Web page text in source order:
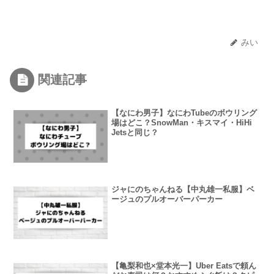
みい
関連記事
【なにわ男子】なにわTubeのボウリング
場はどこ？SnowMan・キスマイ・HiHi
Jetsと同じ？
ジャにのちゃんねる【中丸雄一私服】ベ
ージュのプルオーバーパーカー
【亀梨和也×堂本光一】Uber Eatsで頼ん